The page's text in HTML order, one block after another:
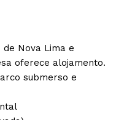
Nova Lima e
oferece alojamento.
submerso e